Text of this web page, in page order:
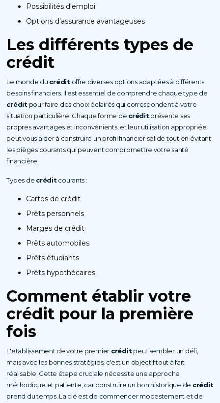
Possibilités d'emploi
Options d'assurance avantageuses
Les différents types de
crédit
Le monde du créditoffre diverses options adaptées à différents
besoins financiers. Il est essentiel de comprendre chaque type de
créditpour faire des choix éclairés qui correspondent à votre
situation particulière. Chaque forme de créditprésente ses
propres avantages et inconvénients, et leur utilisation appropriée
peut vous aider à construire un profil financier solide tout en évitant
les pièges courants qui peuvent compromettre votre santé
financière.
Types de créditcourants :
Cartes de crédit
Prêts personnels
Marges de crédit
Prêts automobiles
Prêts étudiants
Prêts hypothécaires
Comment établir votre
crédit pour la première
fois
L'établissement de votre premier créditpeut sembler un défi,
mais avec les bonnes stratégies, c'est un objectif tout à fait
réalisable. Cette étape cruciale nécessite une approche
méthodique et patiente, car construire un bon historique de crédit
prend du temps. La clé est de commencer modestement et de